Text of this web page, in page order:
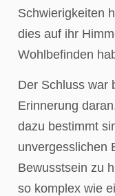
Schwierigkeiten
dies auf ihr
Wohlbefinden
Der Schluss war
Erinnerung
dazu bestimmt
unvergesslichen
Bewusstsein zu
so komplex wie